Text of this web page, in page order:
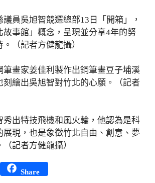
議員吳旭智競選總部13日「開箱」，
故事館」概念，呈現並分享4年的努
（記者方健龍攝）
筆畫家姜佳利製作出鋼筆畫豆子埔溪
刻繪出吳旭智對竹北的心願。（記者
秀出特技飛機和風火輪，他認為是科
展現，也是象徵竹北自由、創意、夢
記者方健龍攝）
Messenger
Share